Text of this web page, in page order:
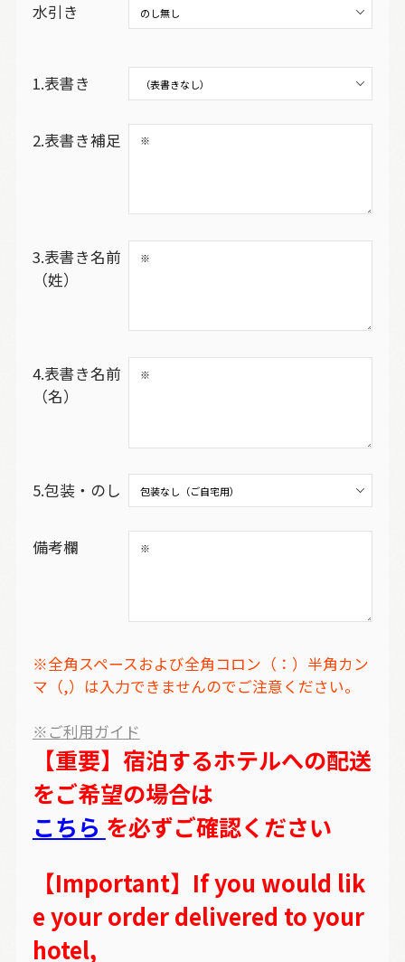
水引き
1.表書き
2.表書き補足
3.表書き名前
（姓）
4.表書き名前
（名）
5.包装・のし
備考欄
※全角スペースおよび全角コロン（：）半角カン
マ（,）は入力できませんのでご注意ください。
※ご利用ガイド
【重要】宿泊するホテルへの配送
をご希望の場合は
こちら を必ずご確認ください
【Important】If you would lik
e your order delivered to your
hotel,